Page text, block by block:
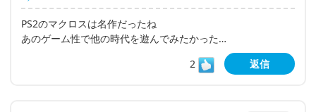
PS2のマクロスは名作だったね
あのゲーム性で他の時代を遊んでみたかった…
2
返信